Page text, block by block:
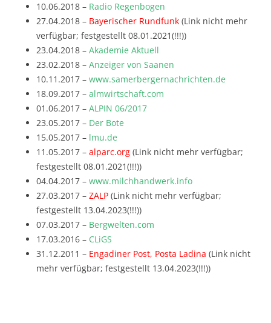
10.06.2018 – Radio Regenbogen
27.04.2018 – Bayerischer Rundfunk (Link nicht mehr
verfügbar; festgestellt 08.01.2021(!!!))
23.04.2018 – Akademie Aktuell
23.02.2018 – Anzeiger von Saanen
10.11.2017 – www.samerbergernachrichten.de
18.09.2017 – almwirtschaft.com
01.06.2017 – ALPIN 06/2017
23.05.2017 – Der Bote
15.05.2017 – lmu.de
11.05.2017 – alparc.org (Link nicht mehr verfügbar;
festgestellt 08.01.2021(!!!))
04.04.2017 – www.milchhandwerk.info
27.03.2017 – ZALP (Link nicht mehr verfügbar;
festgestellt 13.04.2023(!!!))
07.03.2017 – Bergwelten.com
17.03.2016 – CLiGS
31.12.2011 – Engadiner Post, Posta Ladina (Link nicht
mehr verfügbar; festgestellt 13.04.2023(!!!))